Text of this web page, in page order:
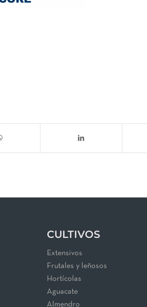
CULTIVOS
Extensivos
Frutales y leñosos
Hortícolas
Aguacate
Almendro